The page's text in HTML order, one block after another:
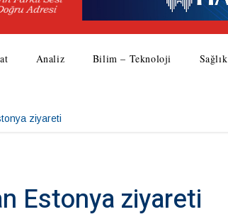
Analiz Bilim – Teknoloji Sağlık
ziyareti
Estonya ziyareti